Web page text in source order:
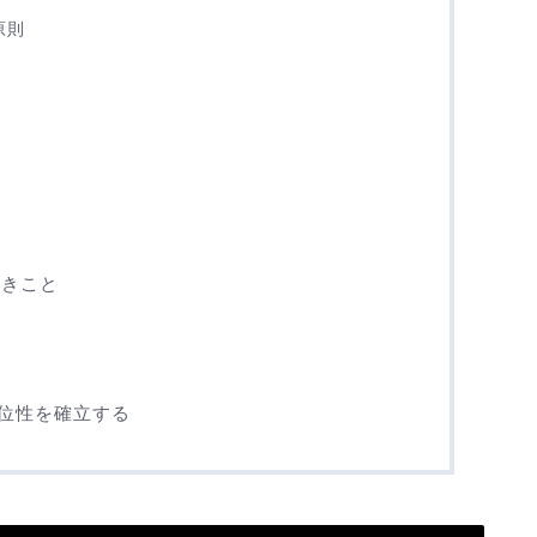
こと
性を確立する